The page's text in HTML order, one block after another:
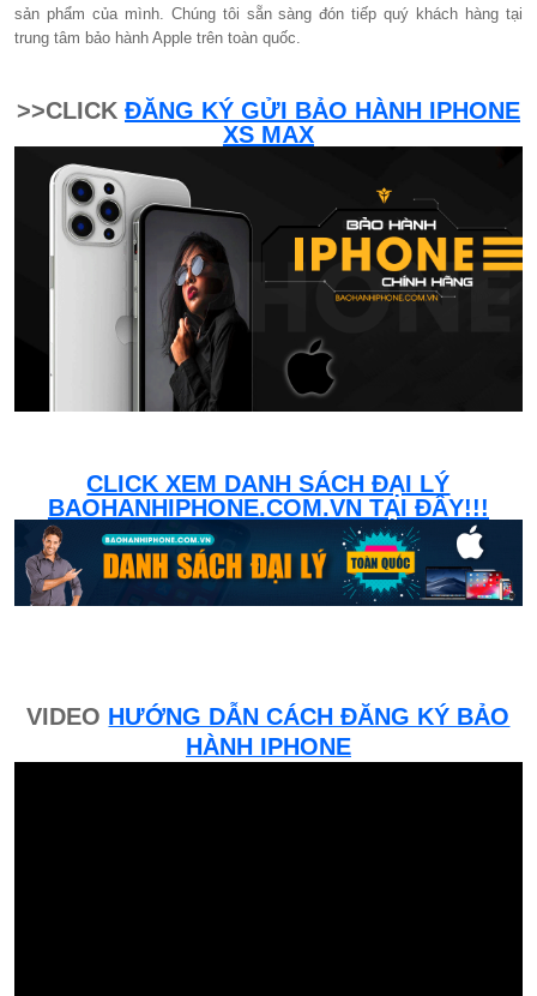
sản phẩm của mình. Chúng tôi sẵn sàng đón tiếp quý khách hàng tại
trung tâm bảo hành Apple trên toàn quốc.
>>CLICK ĐĂNG KÝ GỬI BẢO HÀNH IPHONE
XS MAX
CLICK XEM DANH SÁCH ĐẠI LÝ
BAOHANHIPHONE.COM.VN TẠI ĐÂY!!!
VIDEO HƯỚNG DẪN CÁCH ĐĂNG KÝ BẢO
HÀNH IPHONE